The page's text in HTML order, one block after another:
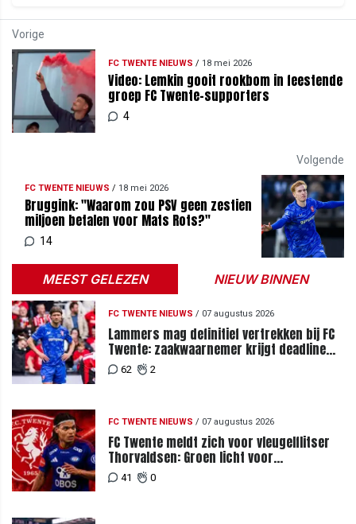
Vorige
FC TWENTE NIEUWS / 18 mei 2026
Video: Lemkin gooit rookbom in feestende
groep FC Twente-supporters
4
Volgende
FC TWENTE NIEUWS / 18 mei 2026
Bruggink: "Waarom zou PSV geen zestien
miljoen betalen voor Mats Rots?"
14
MEEST GELEZEN NIEUW BINNEN
FC TWENTE NIEUWS / 07 augustus 2026
Lammers mag definitief vertrekken bij FC
Twente: zaakwaarnemer krijgt deadline
vanwege komst vervanger
62 2
FC TWENTE NIEUWS / 07 augustus 2026
FC Twente meldt zich voor vleugelflitser
Thorvaldsen: Groen licht voor
miljoenenbod
41 0